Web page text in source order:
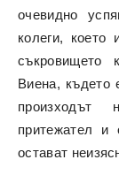
очевидно
колеги,
съкровището
Виена, където
произходът
притежател и
остават